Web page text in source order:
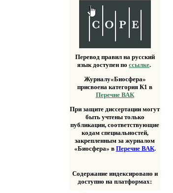
Перевод правил на русский
язык доступен поссылке.
Журналу«Биосфера»
присвоена категория К1 в
Перечне ВАК
При защите диссертации могут
быть учтены только
публикации, соответствующие
кодам специальностей,
закрепленным за журналом
«Биосфера» в Перечне ВАК.
Содержание индексировано и
доступно на платформах: